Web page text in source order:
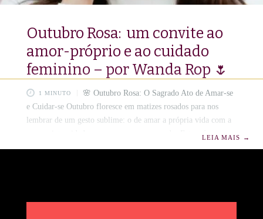
Outubro Rosa: um convite ao
amor-próprio e ao cuidado
feminino – por Wanda Rop 🌷
1 MINUTO
🌸 Outubro Rosa: O Sagrado Ato de Amar-se
e Cuidar-se Outubro floresce em matizes rosados para nos
lembrar de um gesto sublime: o de amar a própria vida com a
mesma intensidade com que se ama o mundo. Este mês,
em si
LEIA MAIS →